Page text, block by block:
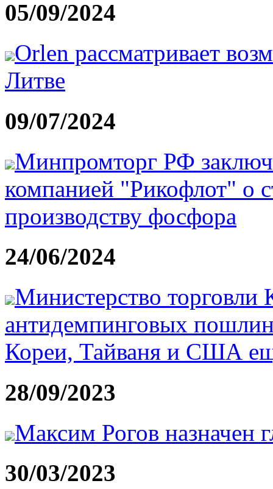
05/09/2024
Orlen рассматривает
Литве
09/07/2024
Минпромторг РФ
компанией "Рикофлот" о
производству фосфора
24/06/2024
Министерство торговли
антидемпинговых
Кореи, Тайваня и США
28/09/2023
Максим Рогов
30/03/2023